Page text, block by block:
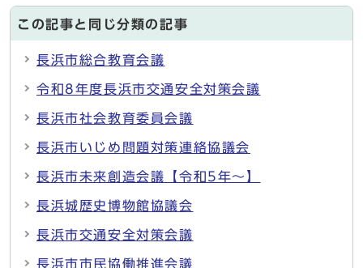
この記事と同じ分類の記事
長浜市総合教育会議
令和8年度長浜市交通安全対策会議
長浜市社会教育委員会議
長浜市いじめ問題対策連絡協議会
長浜市未来創造会議【令和5年～】
長浜城歴史博物館協議会
長浜市交通安全対策会議
長浜市市民協働推進会議